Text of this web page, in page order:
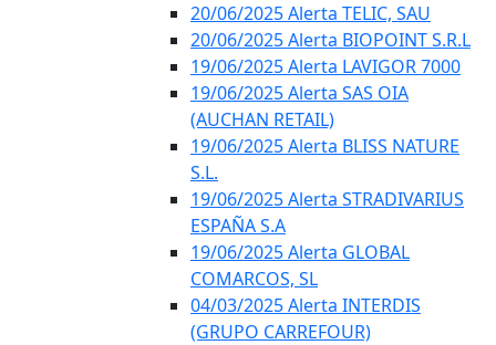
20/06/2025 Alerta TELIC, SAU
20/06/2025 Alerta BIOPOINT S.R.L
19/06/2025 Alerta LAVIGOR 7000
19/06/2025 Alerta SAS OIA
(AUCHAN RETAIL)
19/06/2025 Alerta BLISS NATURE
S.L.
19/06/2025 Alerta STRADIVARIUS
ESPAÑA S.A
19/06/2025 Alerta GLOBAL
COMARCOS, SL
04/03/2025 Alerta INTERDIS
(GRUPO CARREFOUR)